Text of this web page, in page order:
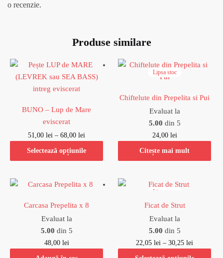
o recenzie.
Produse similare
BUNO – Lup de Mare
eviscerat
51,00lei –68,00lei
Selectează opțiunile
Lipsa stoc
Chiftelute din Prepelita si Pui
Evaluat la
5.00 din 5
24,00 lei
Citește mai mult
Carcasa Prepelita x 8
Evaluat la
5.00 din 5
48,00 lei
Lipsa stoc
Ficat de Strut
Evaluat la
5.00 din 5
22,05lei –30,25lei